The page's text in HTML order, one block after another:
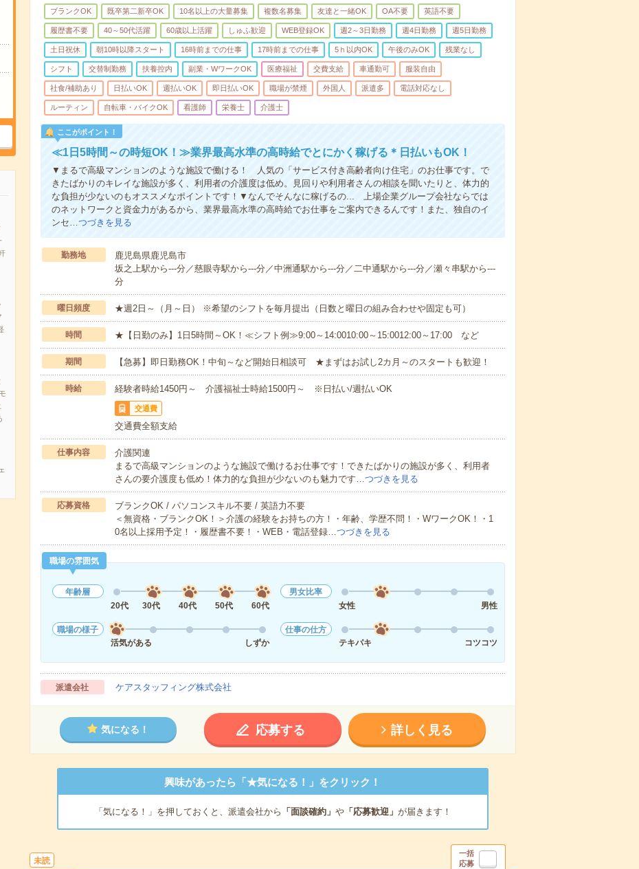
ブランクOK 既卒第二新卒OK 10名以上の大量募集 複数名募集 友達と一緒OK OA不要 英語不要
履歴書不要 40～50代活躍 60歳以上活躍 しゅふ歓迎 WEB登録OK 週2～3日勤務 週4日勤務 週5日勤務
土日祝休 朝10時以降スタート 16時前までの仕事 17時前までの仕事 5ｈ以内OK 午後のみOK 残業なし
シフト 交替制勤務 扶養控内 副業・WワークOK 医療福祉 交費支給 車通勤可 服装自由
社食/補助あり 日払いOK 週払いOK 即日払いOK 職場が禁煙 外国人 派遣多 電話対応なし
ルーティン 自転車・バイクOK 看護師 栄養士 介護士
ここがポイント！
≪1日5時間～の時短OK！≫業界最高水準の高時給でとにかく稼げる＊日払いもOK！
▼まるで高級マンションのような施設で働ける！ 人気の「サービス付き高齢者向け住宅」のお仕事です。で
きたばかりのキレイな施設が多く、利用者の介護度は低め。見回りや利用者さんの相談を聞いたりと、体力的
な負担が少ないのもオススメなポイントです！▼なんでそんなに稼げるの... 上場企業グループ会社ならでは
のネットワークと資金力があるから、業界最高水準の高時給でお仕事をご案内できるんです！また、独自のイ
ンセ…つづきを見る
勤務地
鹿児島県鹿児島市
坂之上駅から---分／慈眼寺駅から---分／中洲通駅から---分／二中通駅から---分／瀬々串駅から---
分
曜日頻度 ★週2日～（月～日） ※希望のシフトを毎月提出（日数と曜日の組み合わせや固定も可）
時間 ★【日勤のみ】1日5時間～OK！≪シフト例≫9:00～14:0010:00～15:0012:00～17:00 など
期間 【急募】即日勤務OK！中旬～など開始日相談可 ★まずはお試し2カ月～のスタートも歓迎！
時給 経験者時給1450円～ 介護福祉士時給1500円～ ※日払い/週払いOK
交通費
交通費全額支給
仕事内容
介護関連
まるで高級マンションのような施設で働けるお仕事です！できたばかりの施設が多く、利用者
さんの要介護度も低め！体力的な負担が少ないのも魅力です…つづきを見る
応募資格
ブランクOK / パソコンスキル不要 / 英語力不要
＜無資格・ブランクOK！＞介護の経験をお持ちの方！・年齢、学歴不問！・WワークOK！・1
0名以上採用予定！・履歴書不要！・WEB・電話登録…つづきを見る
職場の雰囲気
年齢層
20代
30代 40代 50代 60代
男女比率
女性
男性
職場の様子
活気がある
しずか
仕事の仕方
テキパキ
コツコツ
派遣会社 ケアスタッフィング株式会社
気になる！ 応募する 詳しく見る
興味があったら「★気になる！」をクリック！
「気になる！」を押しておくと、派遣会社から 「面談確約」 や「応募歓迎」 が届きます！
未読
一括
応募